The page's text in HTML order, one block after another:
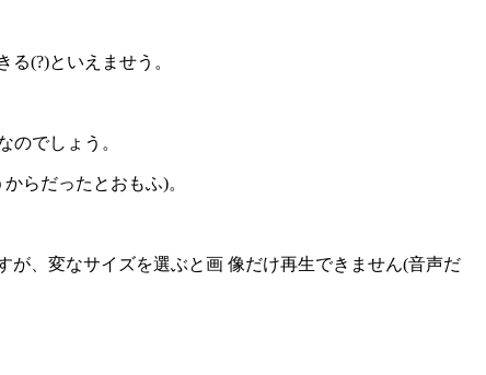
(?)といえませう。
のでしょう。
らだったとおもふ)。
が、変なサイズを選ぶと画 像だけ再生できません(音声だ